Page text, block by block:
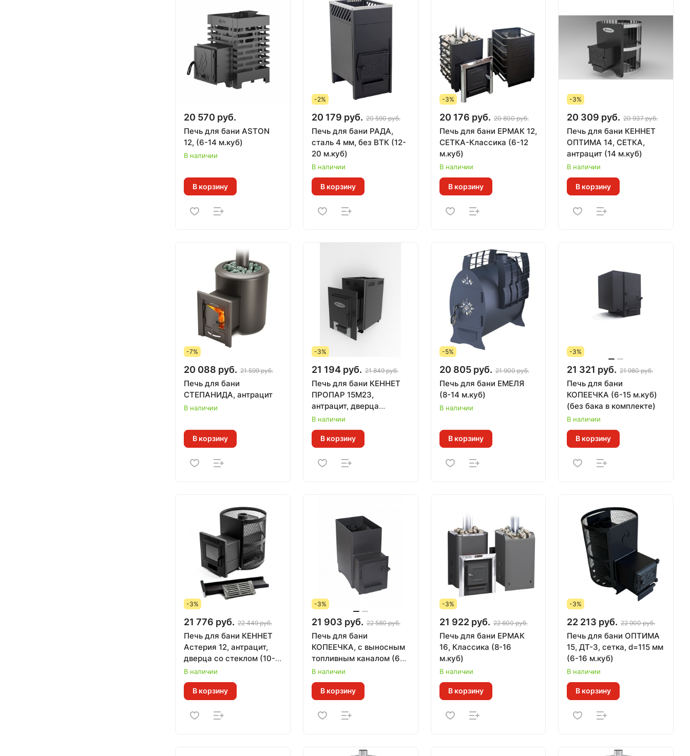
20 570 руб.
Печь для бани ASTON
12, (6-14 м.куб)
В наличии
В корзину
-2%
20 179 руб. 20 590 руб.
Печь для бани РАДА,
сталь 4 мм, без ВТК (12-
20 м.куб)
В наличии
В корзину
-3%
20 176 руб. 20 800 руб.
Печь для бани ЕРМАК 12,
СЕТКА-Классика (6-12
м.куб)
В наличии
В корзину
-3%
20 309 руб. 20 937 руб.
Печь для бани КЕННЕТ
ОПТИМА 14, СЕТКА,
антрацит (14 м.куб)
В наличии
В корзину
-7%
20 088 руб. 21 599 руб.
Печь для бани
СТЕПАНИДА, антрацит
В наличии
В корзину
-3%
21 194 руб. 21 849 руб.
Печь для бани КЕННЕТ
ПРОПАР 15М23,
антрацит, дверца
универсальная (15
м.куб)
В наличии
В корзину
-5%
20 805 руб. 21 900 руб.
Печь для бани ЕМЕЛЯ
(8-14 м.куб)
В наличии
В корзину
-3%
21 321 руб. 21 980 руб.
Печь для бани
КОПЕЕЧКА (6-15 м.куб)
(без бака в комплекте)
В наличии
В корзину
-3%
21 776 руб. 22 449 руб.
Печь для бани КЕННЕТ
Астерия 12, антрацит,
дверца со стеклом (10-
12 м.куб)
В наличии
В корзину
-3%
21 903 руб. 22 580 руб.
Печь для бани
КОПЕЕЧКА, с выносным
топливным каналом (6-
15 м.куб)*
В наличии
В корзину
-3%
21 922 руб. 22 600 руб.
Печь для бани ЕРМАК
16, Классика (8-16
м.куб)
В наличии
В корзину
-3%
22 213 руб. 22 900 руб.
Печь для бани ОПТИМА
15, ДТ-3, сетка, d=115 мм
(6-16 м.куб)
В наличии
В корзину